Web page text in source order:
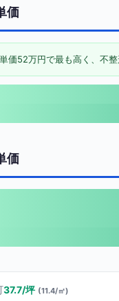
価
価52万円で最も高く、不
価
37.7/坪 (11.4/㎡)